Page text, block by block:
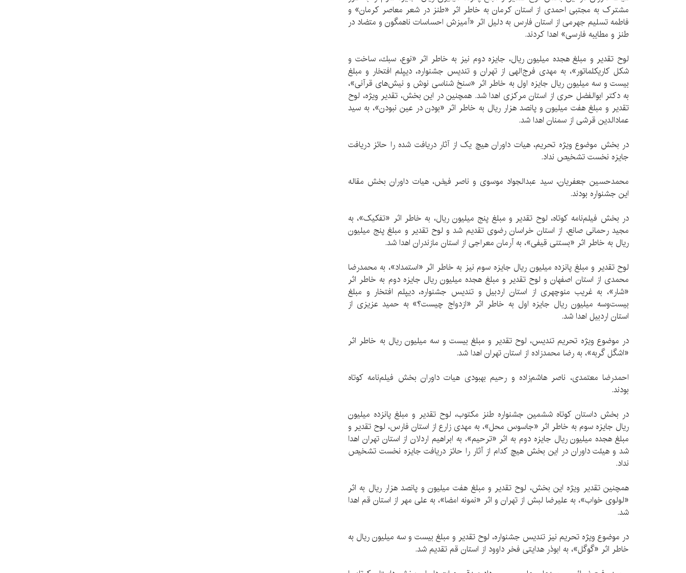
مشترک به مجتبی احمدی از استان كرمان به خاطر اثر «طنز در شعر معاصر كرمان» و
فاطمه تسلیم جهرمی از استان فارس به دلیل اثر «آمیزش احساسات ناهمگون و متضاد در
طنز و مطایبه فارسی» اهدا كردند.
لوح تقدیر و مبلغ هجده میلیون ریال، جایزه دوم نیز به خاطر اثر «نوع، سبك، ساخت و
شكل كاریكلماتور»، به مهدی فرج‌الهی از تهران و تندیس جشنواره، دیپلم افتخار و مبلغ
بیست و سه میلیون ریال جایزه اول به خاطر اثر «سنخ شناسی نوش و نیش‌های قرآنی»،
به دكتر ابوالفضل حری از استان مركزی اهدا شد. همچنین در این بخش، تقدیر ویژه، لوح
تقدیر و مبلغ هفت میلیون و پانصد هزار ریال به خاطر اثر «بودن در عین نبودن»، به سید
عمادالدین قرشی از سمنان اهدا شد.
در بخش موضوع ویژه تحریم، هیات داوران هیچ یک از آثار دریافت شده را حائز دریافت
جایزه نخست تشخیص نداد.
محمد‌حسین جعفریان، سید عبدالجواد موسوی و ناصر فیض، هیات داوران بخش مقاله
این جشنواره بودند.
در بخش فیلم‌نامه كوتاه، لوح تقدیر و مبلغ پنج میلیون ریال، به خاطر اثر «تفكیک»، به
مجید رحمانی صانع، از استان خراسان رضوی تقدیم شد و لوح تقدیر و مبلغ پنج میلیون
ریال به خاطر اثر «بستنی قیفی»‌، به آرمان معراجی از استان مازندران اهدا شد.
لوح تقدیر و مبلغ پانزده میلیون ریال جایزه سوم نیز به خاطر اثر «استمداد»، به محمدرضا
محمدی از استان اصفهان و لوح تقدیر و مبلغ هجده میلیون ریال جایزه دوم به خاطر اثر
«شار»، به غریب منوچهری از استان اردبیل و تندیس جشنواره، دیپلم افتخار و مبلغ
بیست‌و‌سه میلیون ریال جایزه اول به خاطر اثر «ازدواج چیست؟» به حمید عزیزی از
استان اردبیل اهدا شد.
در موضوع ویژه تحریم تندیس، لوح تقدیر و مبلغ بیست و سه میلیون ریال به خاطر اثر
«اشگل گربه»، به رضا محمد‌زاده از استان تهران اهدا شد.
احمدرضا معتمدی، ناصر هاشم‌زاده و رحیم بهبودی هیات داوران بخش فیلم‌نامه كوتاه
بودند.
در بخش داستان كوتاه ششمین جشنواره طنز مكتوب، لوح تقدیر و مبلغ پانزده میلیون
ریال جایزه سوم به خاطر اثر «جاسوس محل»، به مهدی زارع از استان فارس، لوح تقدیر و
مبلغ هجده میلیون ریال جایزه دوم به اثر «ترحیم»، به ابراهیم اردلان از استان تهران اهدا
شد و هیئت داوران در این بخش هیچ كدام از آثار را حائز دریافت جایزه نخست تشخیص
نداد.
همچنین تقدیر ویژه این بخش، لوح تقدیر و مبلغ هفت میلیون و پانصد هزار ریال به اثر
«لولوی خواب»، به علیرضا لبش از تهران و اثر «نمونه امضا»، به علی مهر از استان قم اهدا
شد.
در موضوع ویژه تحریم نیز تندیس جشنواره، لوح تقدیر و مبلغ بیست و سه میلیون ریال به
خاطر اثر «گوگل»، به ابوذر هدایتی فخر داوود از استان قم تقدیم شد.